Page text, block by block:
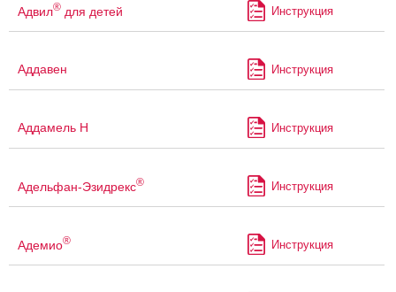
Адвил® для детей Инструкция
Аддавен Инструкция
Аддамель Н Инструкция
Адельфан-Эзидрекс® Инструкция
Адемио® Инструкция